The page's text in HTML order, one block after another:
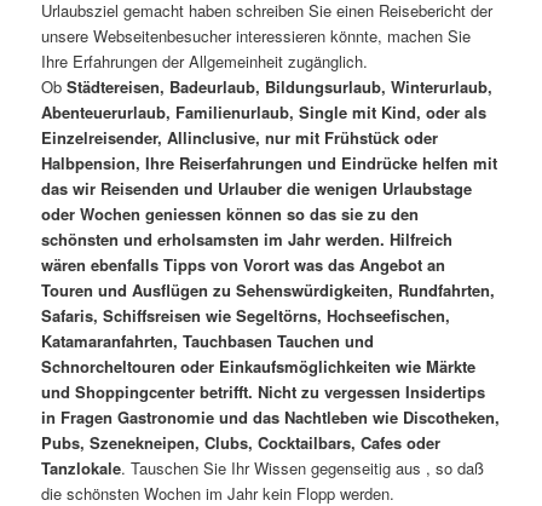
Urlaubsziel gemacht haben schreiben Sie einen Reisebericht der
unsere Webseitenbesucher interessieren könnte, machen Sie
Ihre Erfahrungen der Allgemeinheit zugänglich.
ObStädtereisen, Badeurlaub, Bildungsurlaub, Winterurlaub,
Abenteuerurlaub, Familienurlaub, Single mit Kind, oder als
Einzelreisender, Allinclusive, nur mit Frühstück oder
Halbpension, Ihre Reiserfahrungen und Eindrücke helfen mit
das wir Reisenden und Urlauber die wenigen Urlaubstage
oder Wochen geniessen können so das sie zu den
schönsten und erholsamsten im Jahr werden. Hilfreich
wären ebenfalls Tipps von Vorort was das Angebot an
Touren und Ausflügen zu Sehenswürdigkeiten, Rundfahrten,
Safaris, Schiffsreisen wie Segeltörns, Hochseefischen,
Katamaranfahrten, Tauchbasen Tauchen und
Schnorcheltouren oder Einkaufsmöglichkeiten wie Märkte
und Shoppingcenter betrifft. Nicht zu vergessen Insidertips
in Fragen Gastronomie und das Nachtleben wie Discotheken,
Pubs, Szenekneipen, Clubs, Cocktailbars, Cafes oder
Tanzlokale. Tauschen Sie Ihr Wissen gegenseitig aus , so daß
die schönsten Wochen im Jahr kein Flopp werden.